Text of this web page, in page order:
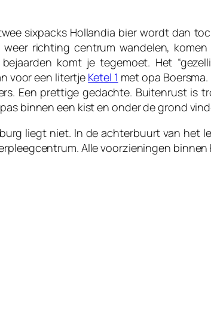
sixpacks Hollandia bier wordt dan
richting centrum wandelen,
komt je tegemoet. Het
voor een litertje Ketel 1 met opa
Een prettige gedachte. Buitenrust is
binnen een kist en onder de grond
liegt niet. In de achterbuurt van het
Alle voorzieningen